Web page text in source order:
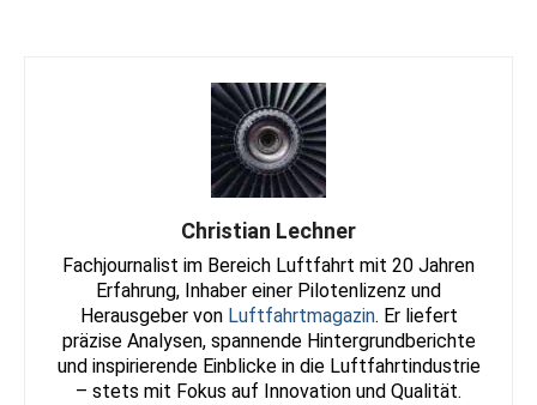
Christian Lechner
Fachjournalist im Bereich Luftfahrt mit 20 Jahren
Erfahrung, Inhaber einer Pilotenlizenz und
Herausgeber von Luftfahrtmagazin. Er liefert
präzise Analysen, spannende Hintergrundberichte
und inspirierende Einblicke in die Luftfahrtindustrie
– stets mit Fokus auf Innovation und Qualität.